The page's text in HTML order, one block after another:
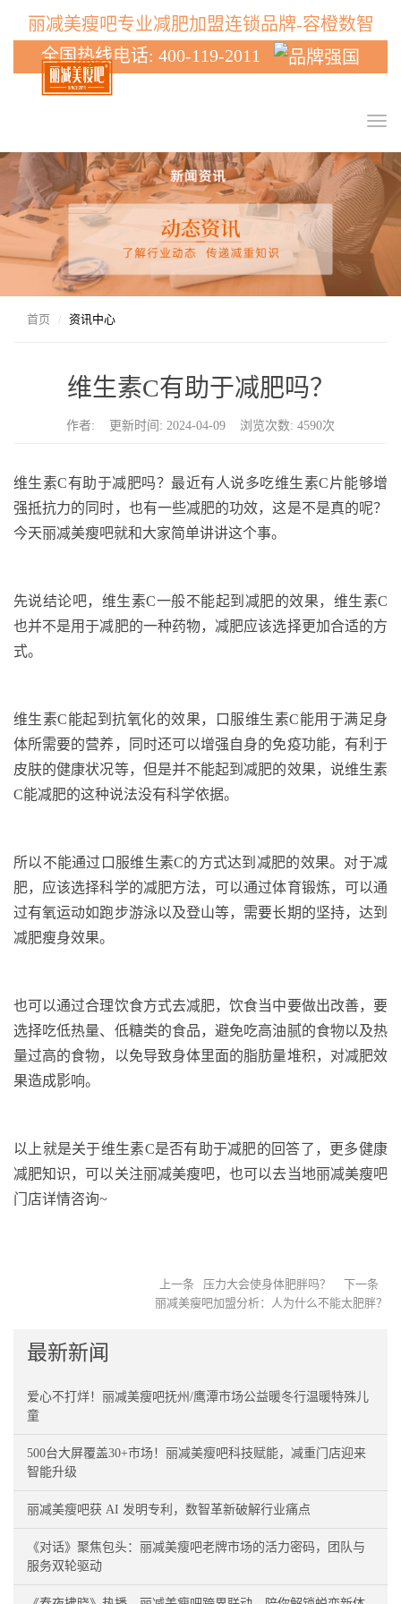
丽减美瘦吧专业减肥加盟连锁品牌-容橙数智
全国热线电话: 400-119-2011
T
g
g
n
v
首页 资讯中心
维生素C有助于减肥吗？
作者: 更新时间: 2024-04-09 浏览次数: 4590次
维生素C有助于减肥吗？最近有人说多吃维生素C片能够增
强抵抗力的同时，也有一些减肥的功效，这是不是真的呢？
今天丽减美瘦吧就和大家简单讲讲这个事。
先说结论吧，维生素C一般不能起到减肥的效果，维生素C
也并不是用于减肥的一种药物，减肥应该选择更加合适的方
式。
维生素C能起到抗氧化的效果，口服维生素C能用于满足身
体所需要的营养，同时还可以增强自身的免疫功能，有利于
皮肤的健康状况等，但是并不能起到减肥的效果，说维生素
C能减肥的这种说法没有科学依据。
所以不能通过口服维生素C的方式达到减肥的效果。对于减
肥，应该选择科学的减肥方法，可以通过体育锻炼，可以通
过有氧运动如跑步游泳以及登山等，需要长期的坚持，达到
减肥瘦身效果。
也可以通过合理饮食方式去减肥，饮食当中要做出改善，要
选择吃低热量、低糖类的食品，避免吃高油腻的食物以及热
量过高的食物，以免导致身体里面的脂肪量堆积，对减肥效
果造成影响。
以上就是关于维生素C是否有助于减肥的回答了，更多健康
减肥知识，可以关注丽减美瘦吧，也可以去当地丽减美瘦吧
门店详情咨询~
上一条 压力大会使身体肥胖吗？
下一条
丽减美瘦吧加盟分析：人为什么不能太肥胖？
最新新闻
爱心不打烊！丽减美瘦吧抚州/鹰潭市场公益暖冬行温暖特殊儿
童
500台大屏覆盖30+市场！丽减美瘦吧科技赋能，减重门店迎来
智能升级
丽减美瘦吧获 AI 发明专利，数智革新破解行业痛点
《对话》聚焦包头：丽减美瘦吧老牌市场的活力密码，团队与
服务双轮驱动